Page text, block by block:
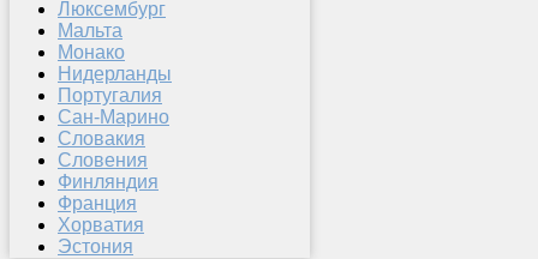
Люксембург
Мальта
Монако
Нидерланды
Португалия
Сан-Марино
Словакия
Словения
Финляндия
Франция
Хорватия
Эстония